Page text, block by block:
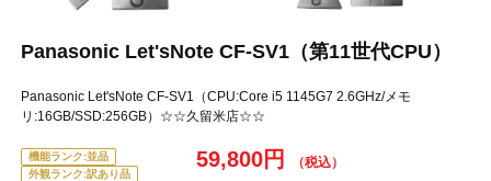
Panasonic Let'sNote CF-SV1（第11世代CPU）
Panasonic Let'sNote CF-SV1（CPU:Core i5 1145G7 2.6GHz/メモ
リ:16GB/SSD:256GB）☆☆久留米店☆☆
機能ランク:並品
外観ランク:訳あり品
59,800円